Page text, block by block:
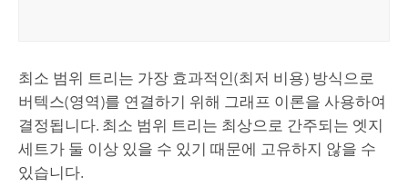
최소 범위 트리는 가장 효과적인(최저 비용) 방식으로
버텍스(영역)를 연결하기 위해 그래프 이론을 사용하여
결정됩니다. 최소 범위 트리는 최상으로 간주되는 엣지
세트가 둘 이상 있을 수 있기 때문에 고유하지 않을 수
있습니다.